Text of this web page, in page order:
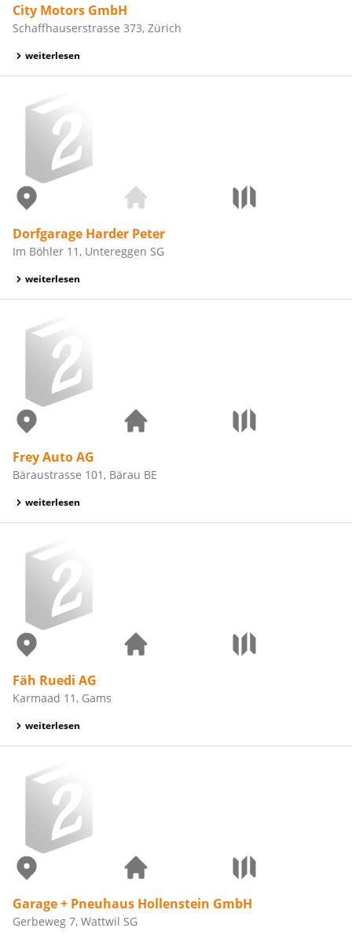
City Motors GmbH
Schaffhauserstrasse 373, Zürich
weiterlesen
Dorfgarage Harder Peter
Im Böhler 11, Untereggen SG
weiterlesen
Frey Auto AG
Bäraustrasse 101, Bärau BE
weiterlesen
Fäh Ruedi AG
Karmaad 11, Gams
weiterlesen
Garage + Pneuhaus Hollenstein GmbH
Gerbeweg 7, Wattwil SG